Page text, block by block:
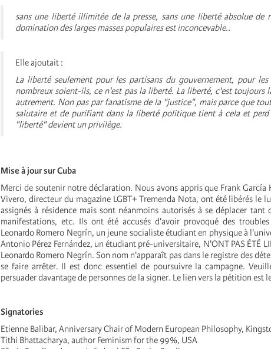
sans une liberté illimitée de la presse, sans une liberté absolue de
domination des larges masses populaires est inconcevable..
Elle ajoutait :
La liberté seulement pour les partisans du gouvernement, pour
nombreux soient-ils, ce n'est pas la liberté. La liberté, c'est toujours
autrement. Non pas par fanatisme de la "justice", mais parce que
salutaire et de purifiant dans la liberté politique tient à cela et
"liberté" devient un privilège.
Mise à jour sur Cuba
Merci de soutenir notre déclaration. Nous avons appris que Frank García
Vivero, directeur du magazine LGBT+ Tremenda Nota, ont été libérés le
assignés à résidence mais sont néanmoins autorisés à se déplacer
manifestations, etc. Ils ont été accusés d'avoir provoqué des
Leonardo Romero Negrín, un jeune socialiste étudiant en physique à
Antonio Pérez Fernández, un étudiant pré-universitaire, N'ONT PAS ÉTÉ
Leonardo Romero Negrín. Son nom n'apparaît pas dans le registre des
se faire arrêter. Il est donc essentiel de poursuivre la campagne.
persuader davantage de personnes de la signer. Le lien vers la pétition est
Signatories
Etienne Balibar, Anniversary Chair of Modern European Philosophy,
Tithi Bhattacharya, author Feminism for the 99%, USA